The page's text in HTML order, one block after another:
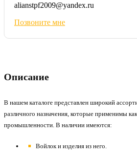
alianstpf2009@yandex.ru
Позвоните мне
Описание
В нашем каталоге представлен широкий
различного назначения, которые применимы
промышленности. В наличии имеются:
Войлок и изделия из него.